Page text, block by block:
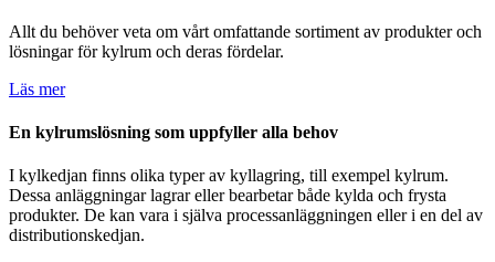
Allt du behöver veta om vårt omfattande sortiment av produkter och
lösningar för kylrum och deras fördelar.
Läs mer
En kylrumslösning som uppfyller alla behov
I kylkedjan finns olika typer av kyllagring, till exempel kylrum.
Dessa anläggningar lagrar eller bearbetar både kylda och frysta
produkter. De kan vara i själva processanläggningen eller i en del av
distributionskedjan.